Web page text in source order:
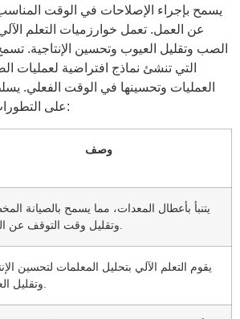
يسمح بإجراء الإصلاحات في الوقت
عن العمل. تعمل خوارزميات التعلم
الصب وتقليل العيوب وتحسين الإنتاجية.
التي تنشئ نماذج افتراضية لعمليات
العمليات وتحسينها في الوقت الفعلي.
على التطورات الرئيسية في الأتمتة:
وصف
يتنبأ بأعطال المعدات، مما يسمح بالصيانة
يقوم التعلم الآلي بتحليل المعلمات لتحسين